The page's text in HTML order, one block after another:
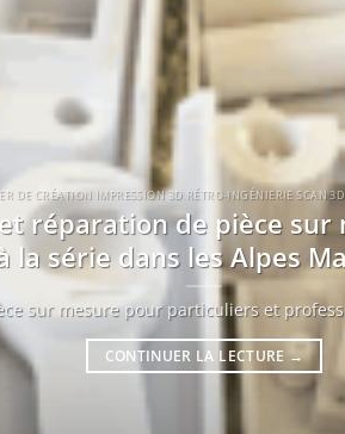
DE CRÉATION IMPRESSION 3D RÉTRO-INGÉNIERIE SCAN
réparation de pièce sur
la série dans les Alpes
sur mesure pour particuliers et
CONTINUER LA LECTURE →